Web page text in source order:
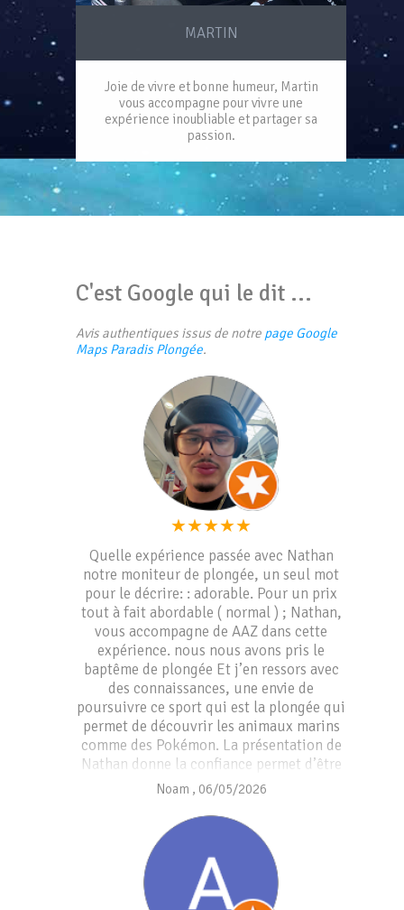
MARTIN
Joie de vivre et bonne humeur, Martin
vous accompagne pour vivre une
expérience inoubliable et partager sa
passion.
C'est Google qui le dit ...
Avis authentiques issus de notre page Google
Maps Paradis Plongée.
★★★★★
Quelle expérience passée avec Nathan
notre moniteur de plongée, un seul mot
pour le décrire: : adorable. Pour un prix
tout à fait abordable ( normal ) ; Nathan,
vous accompagne de AAZ dans cette
expérience. nous nous avons pris le
baptême de plongée Et j’en ressors avec
des connaissances, une envie de
poursuivre ce sport qui est la plongée qui
permet de découvrir les animaux marins
comme des Pokémon. La présentation de
Nathan donne la confiance permet d’être
en sécurité et on ne voit pas le temps
passer. Le côté roots de cette expérience
en donne toute son authenticité tout en
étant professionnel. Je recommande
vivement ce lieu !
Noam , 06/05/2026